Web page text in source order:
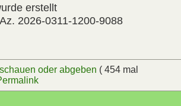
erstellt
2026-0311-1200-9088
oder abgeben ( 454 mal